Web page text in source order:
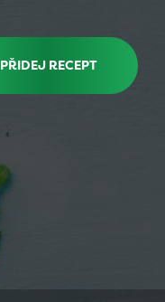
PŘIDEJ RECEPT